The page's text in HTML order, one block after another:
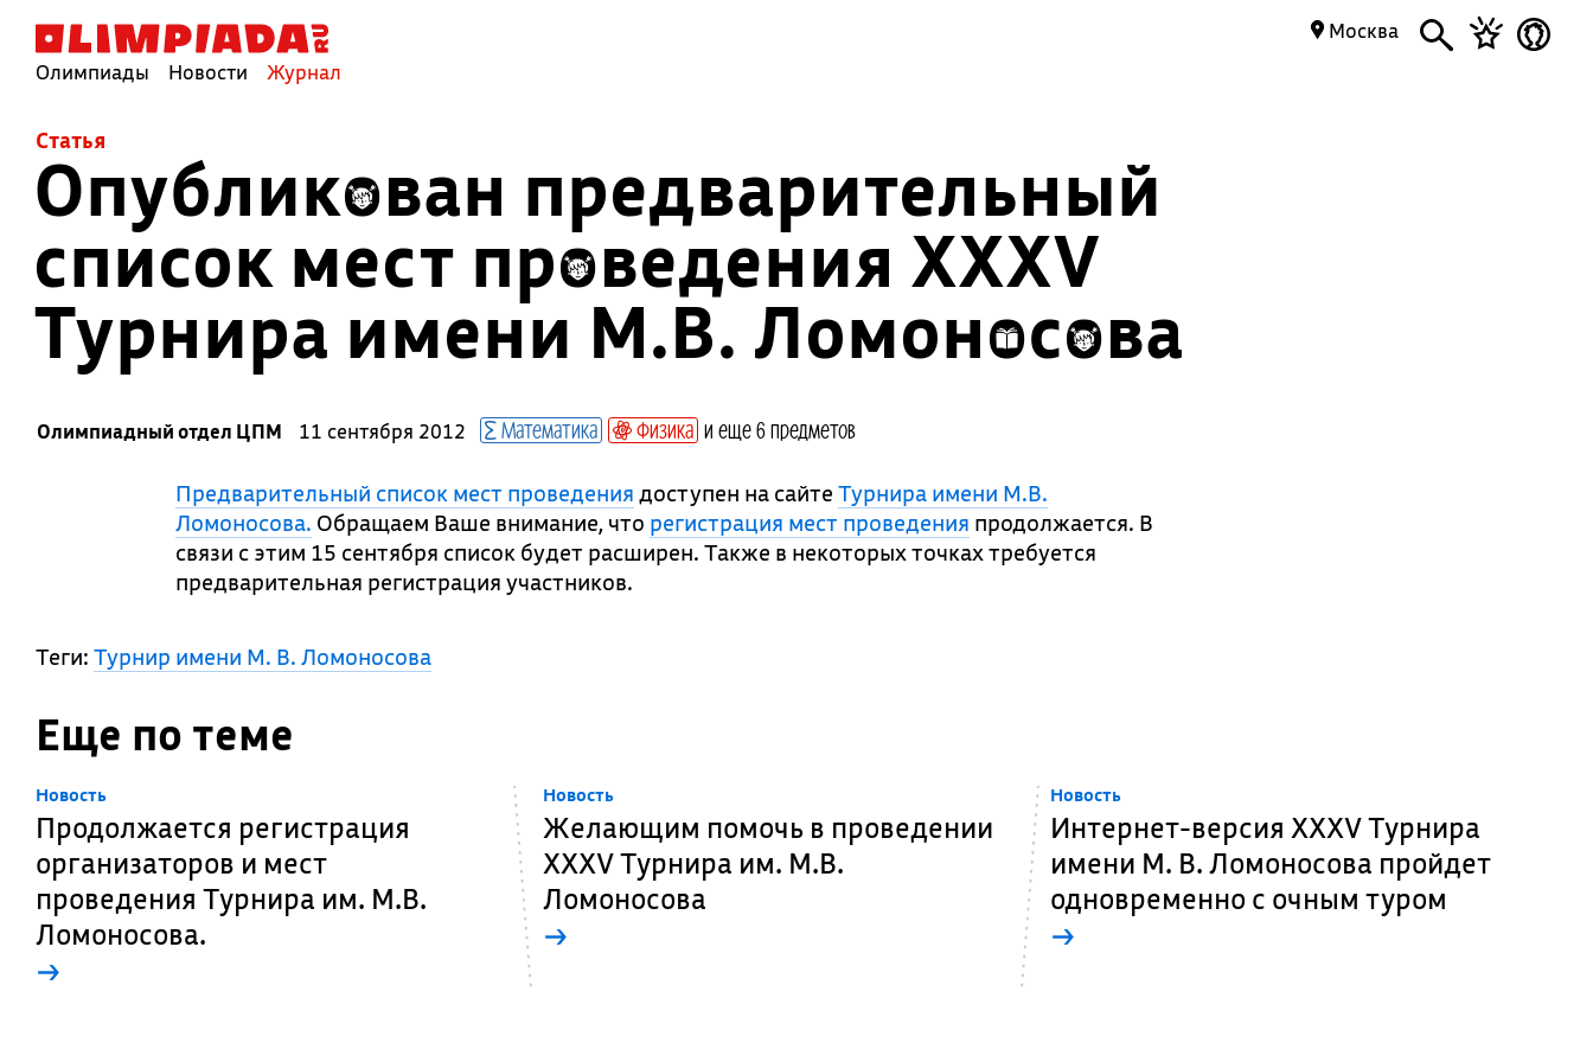
Олимпиады Новости Журнал
Москва
Cтатья
Опубликован предварительный
список мест проведения XXXV
Турнира имени М.В. Ломоносова
Олимпиадный отдел ЦПМ 11 сентября 2012 Математика Физика и еще 6 предметов
Предварительный список мест проведения доступен на сайте Турнира имени М.В.
Ломоносова. Обращаем Ваше внимание, что регистрация мест проведения продолжается. В
связи с этим 15 сентября список будет расширен. Также в некоторых точках требуется
предварительная регистрация участников.
Теги: Турнир имени М. В. Ломоносова
Еще по теме
Новость
Продолжается регистрация
организаторов и мест
проведения Турнира им. М.В.
Ломоносова.
→
Новость
Желающим помочь в проведении
XXXV Турнира им. М.В.
Ломоносова
→
Новость
Интернет-версия XXXV Турнира
имени М. В. Ломоносова пройдет
одновременно с очным туром
→